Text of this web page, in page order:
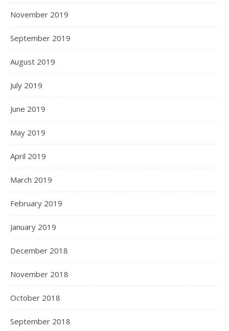
November 2019
September 2019
August 2019
July 2019
June 2019
May 2019
April 2019
March 2019
February 2019
January 2019
December 2018
November 2018
October 2018
September 2018